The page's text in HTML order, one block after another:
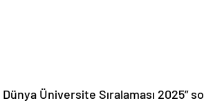
Üniversite Sıralaması 2025”